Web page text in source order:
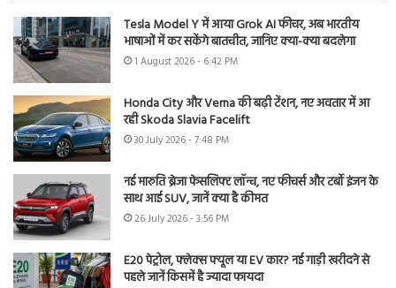
Tesla Model Y में आया Grok AI फीचर, अब भारतीय
भाषाओं में कर सकेंगे बातचीत, जानिए क्या-क्या बदलेगा
1 August 2026 - 6:42 PM
Honda City और Verna की बढ़ी टेंशन, नए अवतार में आ
रही Skoda Slavia Facelift
30 July 2026 - 7:48 PM
नई मारुति ब्रेजा फेसलिफ्ट लॉन्च, नए फीचर्स और टर्बो इंजन के
साथ आई SUV, जानें क्या है कीमत
26 July 2026 - 3:56 PM
E20 पेट्रोल, फ्लेक्स फ्यूल या EV कार? नई गाड़ी खरीदने से
पहले जानें किसमें है ज्यादा फायदा